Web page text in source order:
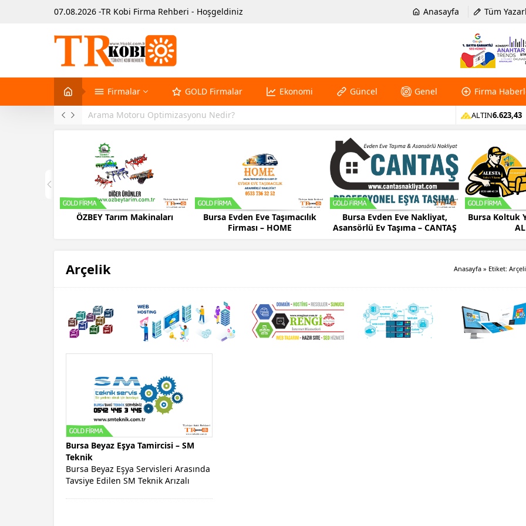
07.08.2026 -TR Kobi Firma Rehberi - Hoşgeldiniz Anasayfa Tüm
Firmalar GOLD Firmalar Ekonomi Güncel Genel Firma
Arama Motoru Optimizasyonu Nedir? ALTIN6.623,43
ÖZBEY Tarım Makinaları
Bursa Evden Eve Taşımacılık
Firması – HOME
Bursa Evden Eve Nakliyat,
Asansörlü Ev Taşıma – CANTAŞ
Bursa Koltuk
Arçelik Anasayfa » Etiket:
Bursa Beyaz Eşya Tamircisi – SM
Teknik
Bursa Beyaz Eşya Servisleri Arasında
Tavsiye Edilen SM Teknik Arızalı